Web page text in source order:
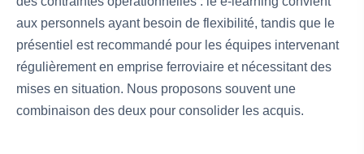
aux personnels ayant besoin de flexibilité, tandis que le
présentiel est recommandé pour les équipes intervenant
régulièrement en emprise ferroviaire et nécessitant des
mises en situation. Nous proposons souvent une
combinaison des deux pour consolider les acquis.